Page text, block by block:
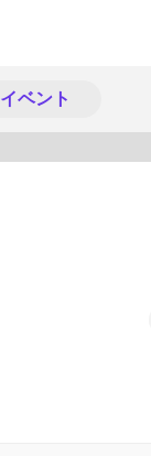
イベント